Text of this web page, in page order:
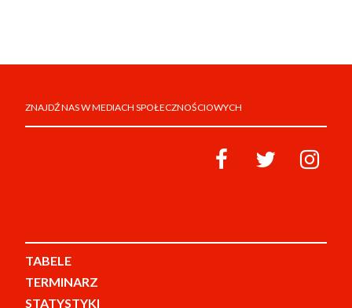
ZNAJDŹ NAS W MEDIACH SPOŁECZNOŚCIOWYCH
TABELE
TERMINARZ
STATYSTYKI